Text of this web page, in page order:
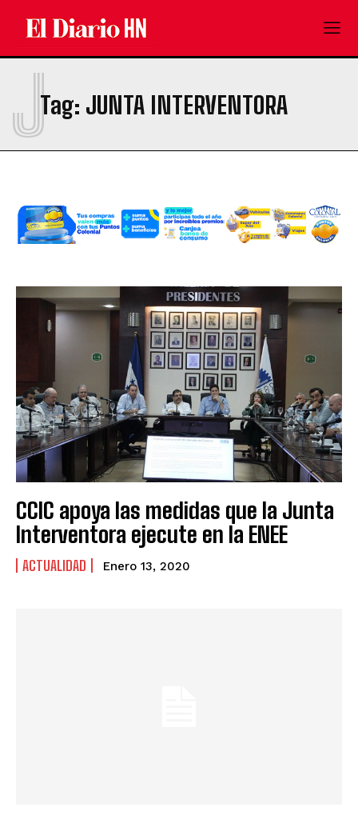
Tag: JUNTA INTERVENTORA
J
CCIC apoya las medidas que la Junta
Interventora ejecute en la ENEE
ACTUALIDAD Enero 13, 2020